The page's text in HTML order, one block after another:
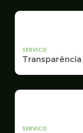
SERVICO
SERVICO